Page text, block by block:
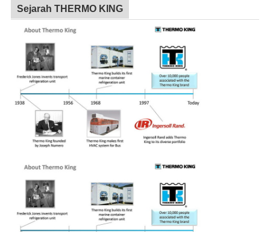
Sejarah THERMO KING